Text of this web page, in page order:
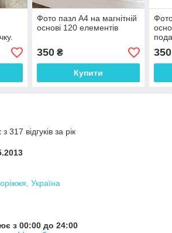
Фото пазл А4 на магнітній
основі 120 елементів
350₴
Купити
350
317 відгуків за рік
Україна
з 00:00 до 24:00